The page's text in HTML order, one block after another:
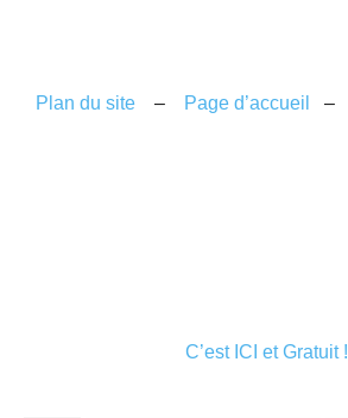
Plan du site – Page d’accueil –
C’est ICI et Gratuit !